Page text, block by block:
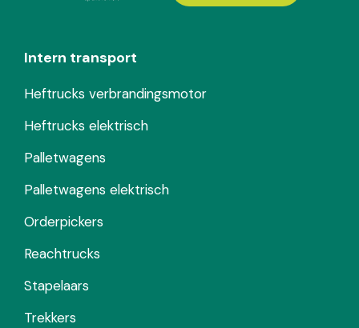
Intern transport
Heftrucks verbrandingsmotor
Heftrucks elektrisch
Palletwagens
Palletwagens elektrisch
Orderpickers
Reachtrucks
Stapelaars
Trekkers